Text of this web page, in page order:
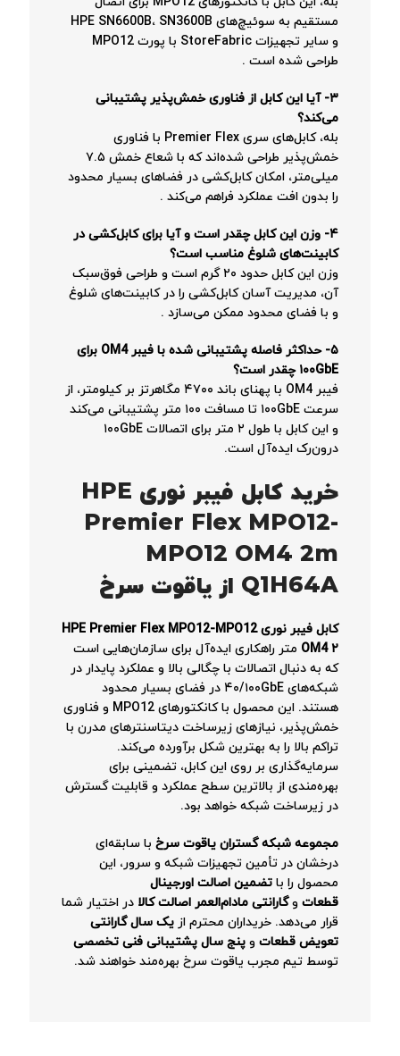
مستقیم به سوئیچ‌های HPE SN6600B، SN3600B
و سایر تجهیزات StoreFabric با پورت MPO12
طراحی شده است .
۳- آیا این کابل از فناوری خمش‌پذیر پشتیبانی
می‌کند؟
بله، کابل‌های سری Premier Flex با فناوری
خمش‌پذیر طراحی شده‌اند که با شعاع خمش ۷.۵
میلی‌متر، امکان کابل‌کشی در فضاهای بسیار محدود
را بدون افت عملکرد فراهم می‌کند .
۴- وزن این کابل چقدر است و آیا برای کابل‌کشی در
کابینت‌های شلوغ مناسب است؟
وزن این کابل حدود ۲۰ گرم است و طراحی فوق‌سبک
آن، مدیریت آسان کابل‌کشی را در کابینت‌های شلوغ
و با فضای محدود ممکن می‌سازد .
۵- حداکثر فاصله پشتیبانی شده با فیبر OM4 برای
۱۰۰GbE چقدر است؟
فیبر OM4 با پهنای باند ۴۷۰۰ مگاهرتز بر کیلومتر، از
سرعت ۱۰۰GbE تا مسافت ۱۰۰ متر پشتیبانی می‌کند
و این کابل با طول ۲ متر برای اتصالات ۱۰۰GbE
درون‌رک ایده‌آل است.
خرید کابل فیبر نوری HPE
Premier Flex MPO12-
MPO12 OM4 2m
Q1H64A از یاقوت سرخ
کابل فیبر نوری HPE Premier Flex MPO12-MPO12
OM4 ۲ متر راهکاری ایده‌آل برای سازمان‌هایی است
که به دنبال اتصالات با چگالی بالا و عملکرد پایدار در
شبکه‌های ۴۰/۱۰۰GbE در فضای بسیار محدود
هستند. این محصول با کانکتورهای MPO12 و فناوری
خمش‌پذیر، نیازهای زیرساخت دیتاسنترهای مدرن با
تراکم بالا را به بهترین شکل برآورده می‌کند.
سرمایه‌گذاری بر روی این کابل، تضمینی برای
بهره‌مندی از بالاترین سطح عملکرد و قابلیت گسترش
در زیرساخت شبکه خواهد بود.
مجموعه شبکه گستران یاقوت سرخ با سابقه‌ای
درخشان در تأمین تجهیزات شبکه و سرور، این
محصول را با تضمین اصالت اورجینال
قطعات وگارانتی مادام‌العمر اصالت کالا در اختیار شما
قرار می‌دهد. خریداران محترم از یک سال گارانتی
تعویض قطعات و پنج سال پشتیبانی فنی تخصصی
توسط تیم مجرب یاقوت سرخ بهره‌مند خواهند شد.